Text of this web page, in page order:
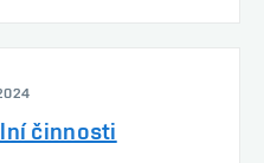
činnosti